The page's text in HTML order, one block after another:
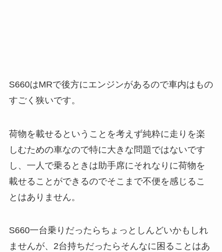
S660はMRで後方にエンジンがあるので車内はもの
すごく狭いです。
荷物を載せるということを考えず純粋に走りを楽
しむための車なので特に大きな問題ではないです
し、一人で乗るときは助手席にそれなりに荷物を
載せることができるのでそこまで不便を感じるこ
とはありません。
S660一台乗りだったらちょっとしんどいかもしれ
ませんが、2台持ちだったらそんなに困ることはあ